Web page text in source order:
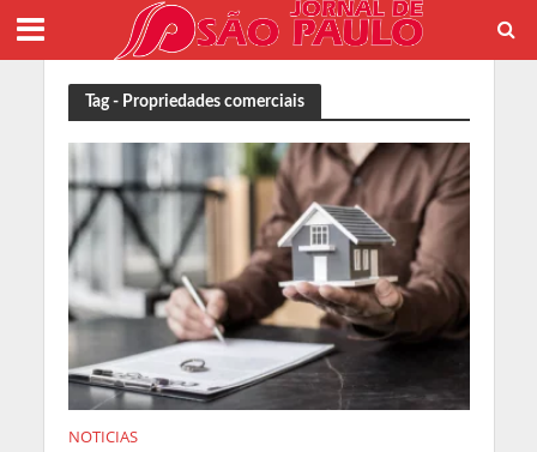
Tag - Propriedades comerciais
NOTICIAS